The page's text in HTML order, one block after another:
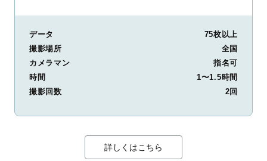
データ
75枚以上
撮影場所
全国
カメラマン
指名可
時間
1〜1.5時間
撮影回数
2回
詳しくはこちら